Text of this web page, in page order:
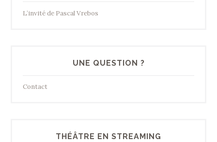
L’invité de Pascal Vrebos
UNE QUESTION ?
Contact
THÉÂTRE EN STREAMING